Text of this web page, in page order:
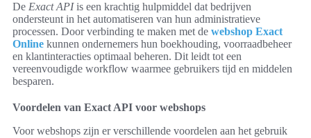
De Exact APIis een krachtig hulpmiddel dat bedrijven
ondersteunt in het automatiseren van hun administratieve
processen. Door verbinding te maken met de webshop Exact
Online kunnen ondernemers hun boekhouding, voorraadbeheer
en klantinteracties optimaal beheren. Dit leidt tot een
vereenvoudigde workflow waarmee gebruikers tijd en middelen
besparen.
Voordelen van Exact API voor webshops
Voor webshops zijn er verschillende voordelen aan het gebruik